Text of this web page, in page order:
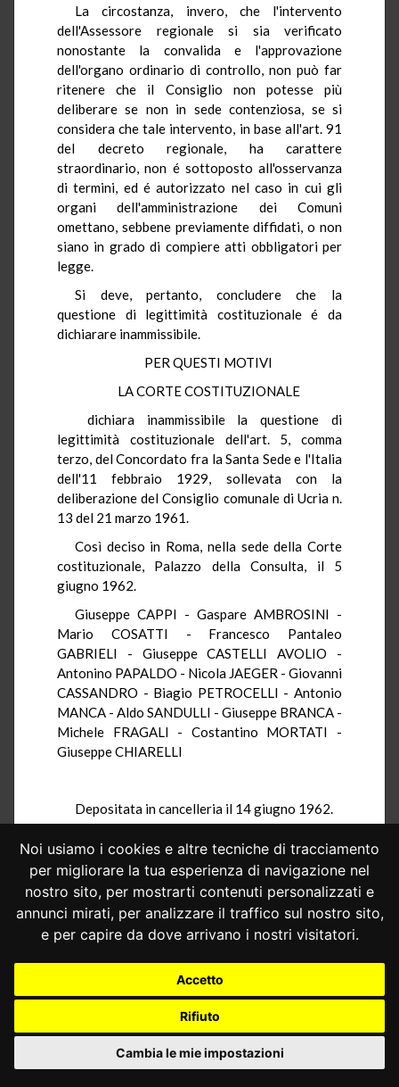
Noi usiamo i cookies e altre tecniche di tracciamento
per migliorare la tua esperienza di navigazione nel
nostro sito, per mostrarti contenuti personalizzati e
annunci mirati, per analizzare il traffico sul nostro sito,
e per capire da dove arrivano i nostri visitatori.
Accetto
Rifiuto
Cambia le mie impostazioni
La circostanza, invero, che l'intervento
dell'Assessore regionale si sia verificato
nonostante la convalida e l'approvazione
dell'organo ordinario di controllo, non può far
ritenere che il Consiglio non potesse più
deliberare se non in sede contenziosa, se si
considera che tale intervento, in base all'art. 91
del decreto regionale, ha carattere
straordinario, non é sottoposto all'osservanza
di termini, ed é autorizzato nel caso in cui gli
organi dell'amministrazione dei Comuni
omettano, sebbene previamente diffidati, o non
siano in grado di compiere atti obbligatori per
legge.
Si deve, pertanto, concludere che la
questione di legittimità costituzionale é da
dichiarare inammissibile.
PER QUESTI MOTIVI
LA CORTE COSTITUZIONALE
dichiara inammissibile la questione di
legittimità costituzionale dell'art. 5, comma
terzo, del Concordato fra la Santa Sede e l'Italia
dell'11 febbraio 1929, sollevata con la
deliberazione del Consiglio comunale di Ucria n.
13 del 21 marzo 1961.
Così deciso in Roma, nella sede della Corte
costituzionale, Palazzo della Consulta, il 5
giugno 1962.
Giuseppe CAPPI - Gaspare AMBROSINI -
Mario COSATTI - Francesco Pantaleo
GABRIELI - Giuseppe CASTELLI AVOLIO -
Antonino PAPALDO - Nicola JAEGER - Giovanni
CASSANDRO - Biagio PETROCELLI - Antonio
MANCA - Aldo SANDULLI - Giuseppe BRANCA -
Michele FRAGALI - Costantino MORTATI -
Giuseppe CHIARELLI
Depositata in cancelleria il 14 giugno 1962.